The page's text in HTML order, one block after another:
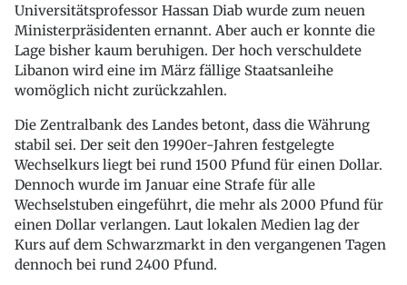
Universitätsprofessor Hassan Diab wurde zum neuen
Ministerpräsidenten ernannt. Aber auch er konnte die
Lage bisher kaum beruhigen. Der hoch verschuldete
Libanon wird eine im März fällige Staatsanleihe
womöglich nicht zurückzahlen.
Die Zentralbank des Landes betont, dass die Währung
stabil sei. Der seit den 1990er-Jahren festgelegte
Wechselkurs liegt bei rund 1500 Pfund für einen Dollar.
Dennoch wurde im Januar eine Strafe für alle
Wechselstuben eingeführt, die mehr als 2000 Pfund für
einen Dollar verlangen. Laut lokalen Medien lag der
Kurs auf dem Schwarzmarkt in den vergangenen Tagen
dennoch bei rund 2400 Pfund.